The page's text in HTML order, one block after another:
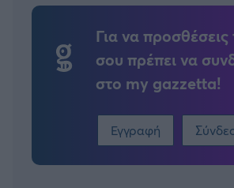
Για να προσθέσεις
σου πρέπει να
στο my gazzetta!
Εγγραφή